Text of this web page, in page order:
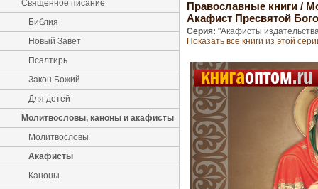
Священное писание
Библия
Новый Завет
Псалтирь
Закон Божий
Для детей
Молитвословы, каноны и акафисты
Молитвословы
Акафисты
Каноны
Православные книги /
Акафист Пресвятой
Серия: "Акафисты
Показать все книги из этой